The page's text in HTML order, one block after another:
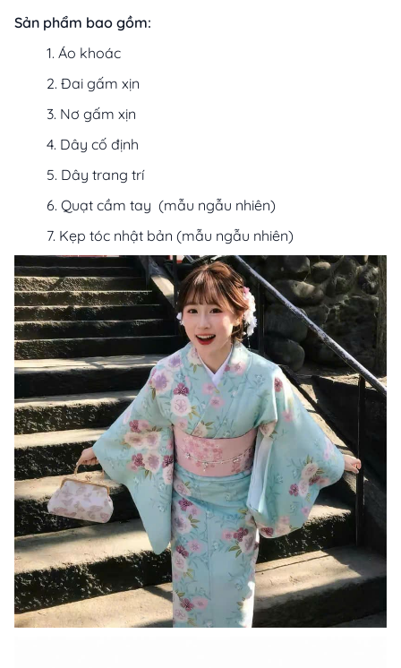
Sản phẩm bao gồm:
Áo khoác
Đai gấm xịn
Nơ gấm xịn
Dây cố định
Dây trang trí
Quạt cầm tay (mẫu ngẫu nhiên)
Kẹp tóc nhật bản (mẫu ngẫu nhiên)